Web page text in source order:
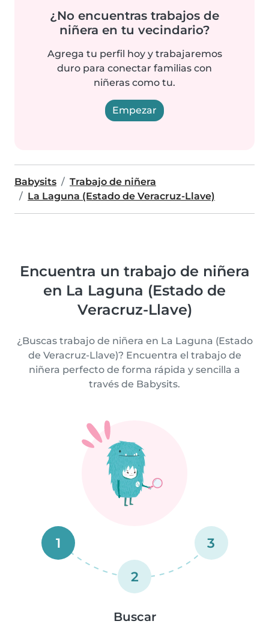
¿No encuentras trabajos de
niñera en tu vecindario?
Agrega tu perfil hoy y trabajaremos
duro para conectar familias con
niñeras como tu.
Empezar
Babysits
Trabajo de niñera
La Laguna (Estado de Veracruz-Llave)
Encuentra un trabajo de niñera
en La Laguna (Estado de
Veracruz-Llave)
¿Buscas trabajo de niñera en La Laguna (Estado
de Veracruz-Llave)? Encuentra el trabajo de
niñera perfecto de forma rápida y sencilla a
través de Babysits.
1
2
3
Buscar